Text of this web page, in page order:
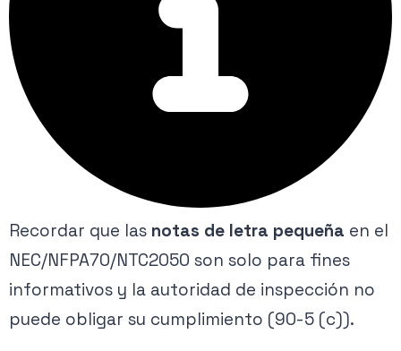
Recordar que las notas de letra pequeña en el
NEC/NFPA70/NTC2050 son solo para fines
informativos y la autoridad de inspección no
puede obligar su cumplimiento (90-5 (c)).